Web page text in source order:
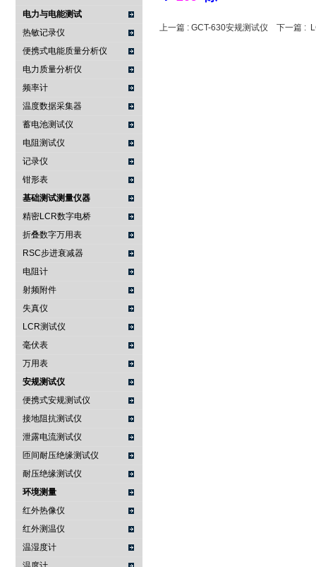
电力与电能测试
热敏记录仪
便携式电能质量分析仪
电力质量分析仪
频率计
温度数据采集器
蓄电池测试仪
电阻测试仪
记录仪
钳形表
基础测试测量仪器
精密LCR数字电桥
折叠数字万用表
RSC步进衰减器
电阻计
射频附件
失真仪
LCR测试仪
毫伏表
万用表
安规测试仪
便携式安规测试仪
接地阻抗测试仪
泄露电流测试仪
匝间耐压绝缘测试仪
耐压绝缘测试仪
环境测量
红外热像仪
红外测温仪
温湿度计
上一篇 : GCT-630安规测试仪 下一篇 :